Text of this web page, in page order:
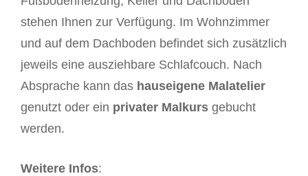
stehen Ihnen zur Verfügung. Im Wohnzimmer
und auf dem Dachboden befindet sich zusätzlich
jeweils eine ausziehbare Schlafcouch. Nach
Absprache kann das hauseigene Malatelier
genutzt oder ein privater Malkurs gebucht
werden.
Weitere Infos: